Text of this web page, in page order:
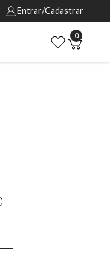
Entrar/Cadastrar
0